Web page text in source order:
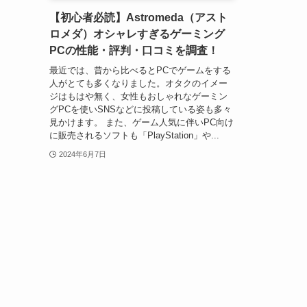
【初心者必読】Astromeda（アスト
ロメダ）オシャレすぎるゲーミング
PCの性能・評判・口コミを調査！
最近では、昔から比べるとPCでゲームをする
人がとても多くなりました。オタクのイメー
ジはもはや無く、女性もおしゃれなゲーミン
グPCを使いSNSなどに投稿している姿も多々
見かけます。 また、ゲーム人気に伴いPC向け
に販売されるソフトも「PlayStation」や...
2024年6月7日